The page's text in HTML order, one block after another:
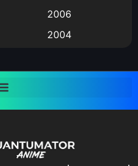
2006
2004
2000